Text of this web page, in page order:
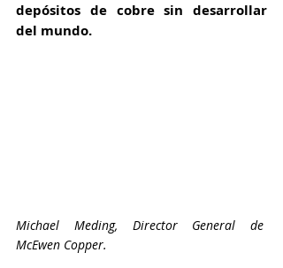
depósitos de cobre sin desarrollar
del mundo.
Michael Meding, Director General de
McEwen Copper.